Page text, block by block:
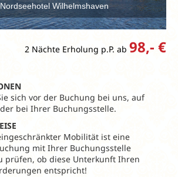
Wilhelmshaven
2 Nächte Erholung p.P. ab 98,- €
sich vor der Buchung bei uns, auf
bei Ihrer Buchungsstelle.
Mobilität ist eine
mit Ihrer Buchungsstelle
prüfen, ob diese Unterkunft Ihren
entspricht!